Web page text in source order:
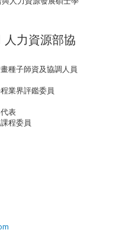
人力資源部協
種子師資及協調人員
業界評鑑委員
表
程委員